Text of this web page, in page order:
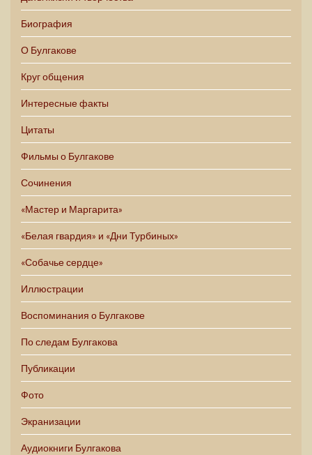
Биография
О Булгакове
Круг общения
Интересные факты
Цитаты
Фильмы о Булгакове
Сочинения
«Мастер и Маргарита»
«Белая гвардия» и «Дни Турбиных»
«Собачье сердце»
Иллюстрации
Воспоминания о Булгакове
По следам Булгакова
Публикации
Фото
Экранизации
Аудиокниги Булгакова